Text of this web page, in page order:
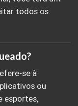
todos os
se à
ou
esportes,